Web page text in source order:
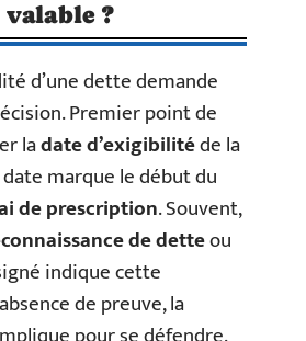
?
d’une dette demande
Premier point de
ladate d’exigibilitéde la
marque le début du
de prescription. Souvent,
de detteou
indique cette
de preuve, la